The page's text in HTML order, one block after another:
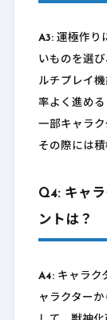
A3:運極作り
いものを選
ルチプレイ
率よく進める
一部キャラク
その際には積
Q4: キャ
ントは？
A4:キャラク
ャラクター